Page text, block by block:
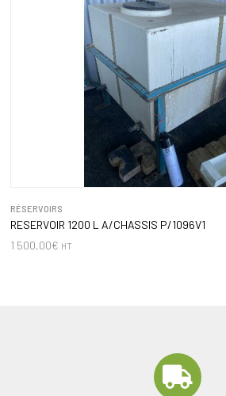
RÉSERVOIRS
RESERVOIR 1200 L A/CHASSIS P/1096V1
1 500,00€ HT